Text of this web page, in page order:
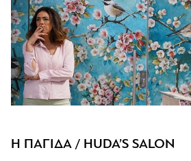
Η ΠΑΓΙΔΑ / HUDA’S SALON